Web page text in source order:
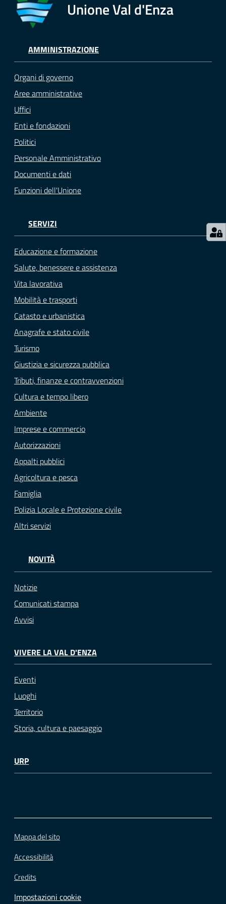
Tutti
argomenti...
Seguici
su
Unione Val d'Enza
AMMINISTRAZIONE
Organi di governo
Aree amministrative
Uffici
Enti e fondazioni
Politici
Personale Amministrativo
Documenti e dati
Funzioni dell'Unione
SERVIZI
Educazione e formazione
Salute, benessere e assistenza
Vita lavorativa
Mobilità e trasporti
Catasto e urbanistica
Anagrafe e stato civile
Turismo
Giustizia e sicurezza pubblica
Tributi, finanze e contravvenzioni
Cultura e tempo libero
Ambiente
Imprese e commercio
Autorizzazioni
Appalti pubblici
Agricoltura e pesca
Famiglia
Polizia Locale e Protezione civile
Altri servizi
NOVITÀ
Notizie
Comunicati stampa
Avvisi
VIVERE LA VAL D'ENZA
Eventi
Luoghi
Territorio
Storia, cultura e paesaggio
URP
Mappa del sito
Accessibilità
Credits
Impostazioni cookie